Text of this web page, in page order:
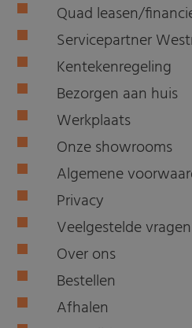
Quad leasen/
Servicepartner
Kentekenregeling
Bezorgen aan huis
Werkplaats
Onze showrooms
Algemene
Privacy
Veelgestelde vragen
Over ons
Bestellen
Afhalen